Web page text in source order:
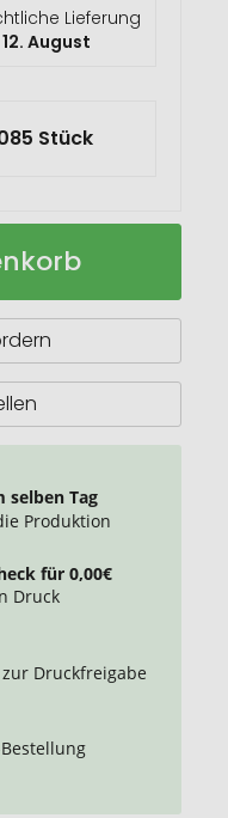
Lieferung
12. August
Stück
selben Tag
Produktion
für 0,00€
Druck
Druckfreigabe